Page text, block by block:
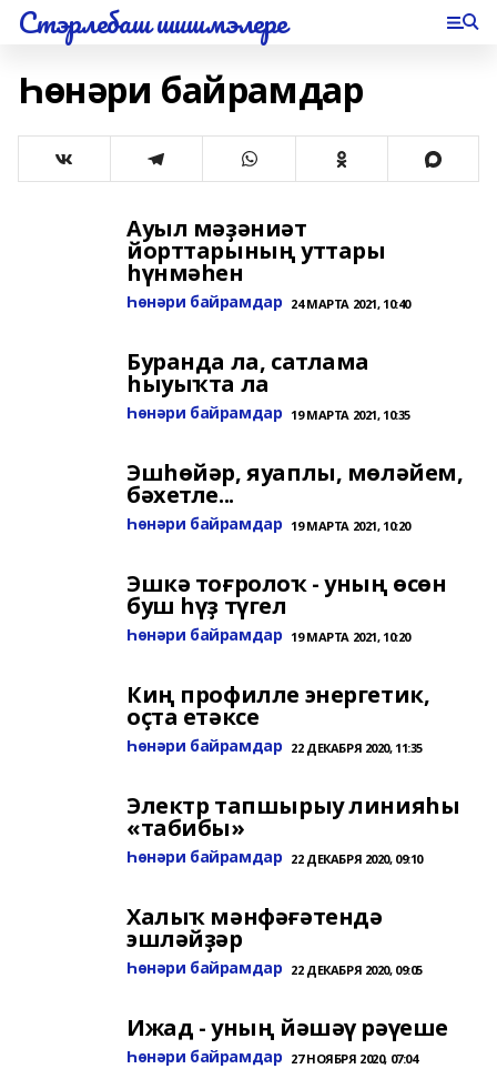
Стэрлебаш шишмэлере
Һөнәри байрамдар
Ауыл мәҙәниәт
йорттарының уттары
һүнмәһен
Һөнәри байрамдар 24 МАРТА 2021, 10:40
Буранда ла, сатлама
һыуыҡта ла
Һөнәри байрамдар 19 МАРТА 2021, 10:35
Эшһөйәр, яуаплы, мөләйем,
бәхетле...
Һөнәри байрамдар 19 МАРТА 2021, 10:20
Эшкә тоғролоҡ - уның өсөн
буш һүҙ түгел
Һөнәри байрамдар 19 МАРТА 2021, 10:20
Киң профилле энергетик,
оҫта етәксе
Һөнәри байрамдар 22 ДЕКАБРЯ 2020, 11:35
Электр тапшырыу линияһы
«табибы»
Һөнәри байрамдар 22 ДЕКАБРЯ 2020, 09:10
Халыҡ мәнфәғәтендә
эшләйҙәр
Һөнәри байрамдар 22 ДЕКАБРЯ 2020, 09:05
Ижад - уның йәшәү рәүеше
Һөнәри байрамдар 27 НОЯБРЯ 2020, 07:04